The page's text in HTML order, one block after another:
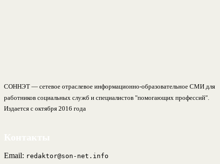
СОННЭТ — сетевое отраслевое информационно-образовательное СМИ для
работников социальных служб и специалистов "помогающих профессий".
Издается с октября 2016 года
Email: redaktor@son-net.info